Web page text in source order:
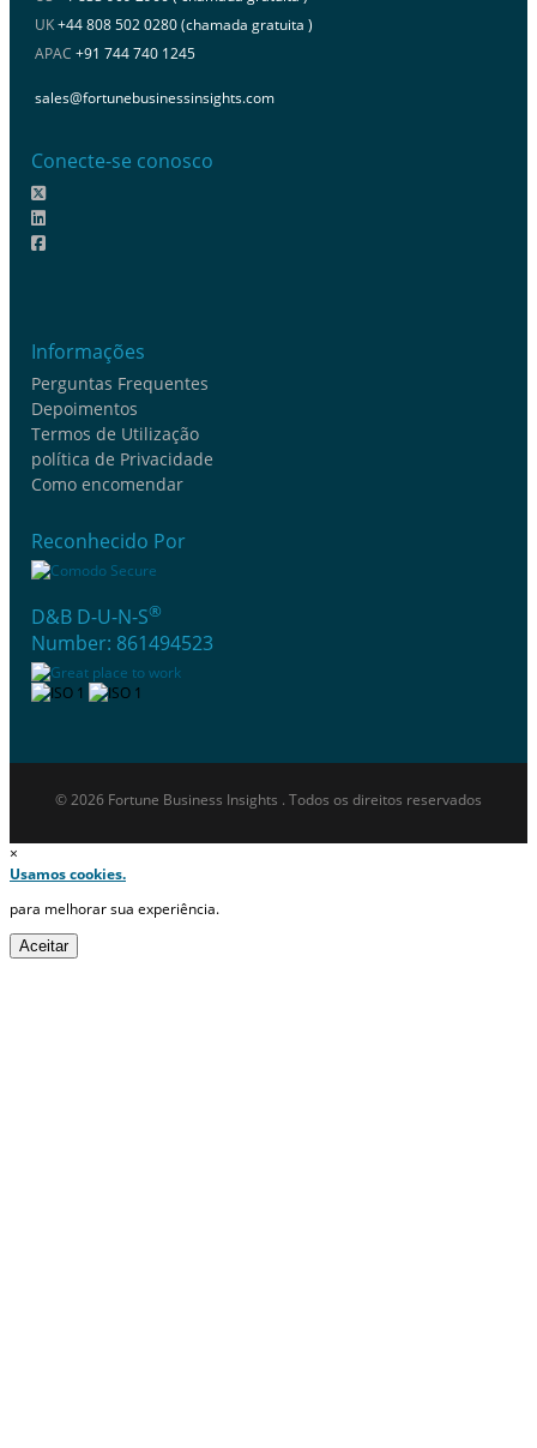
UK+44 808 502 0280 (chamada gratuita )
APAC +91 744 740 1245
sales@fortunebusinessinsights.com
Conecte-se conosco
Informações
Perguntas Frequentes
Depoimentos
Termos de Utilização
política de Privacidade
Como encomendar
Reconhecido Por
D&B D-U-N-S®
Number: 861494523
© 2026 Fortune Business Insights . Todos os direitos reservados
×
Usamos cookies.
para melhorar sua experiência.
Aceitar